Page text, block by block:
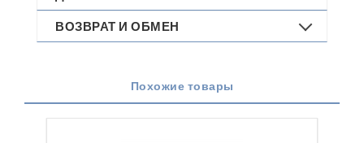
ВОЗВРАТ И ОБМЕН
Похожие товары